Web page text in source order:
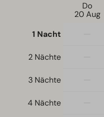
Freistehend
Schlafzimmer
Etagenbett für
Einzelbettdecken
Do
20 Aug
1 Nacht
2 Nächte
3 Nächte
4 Nächte